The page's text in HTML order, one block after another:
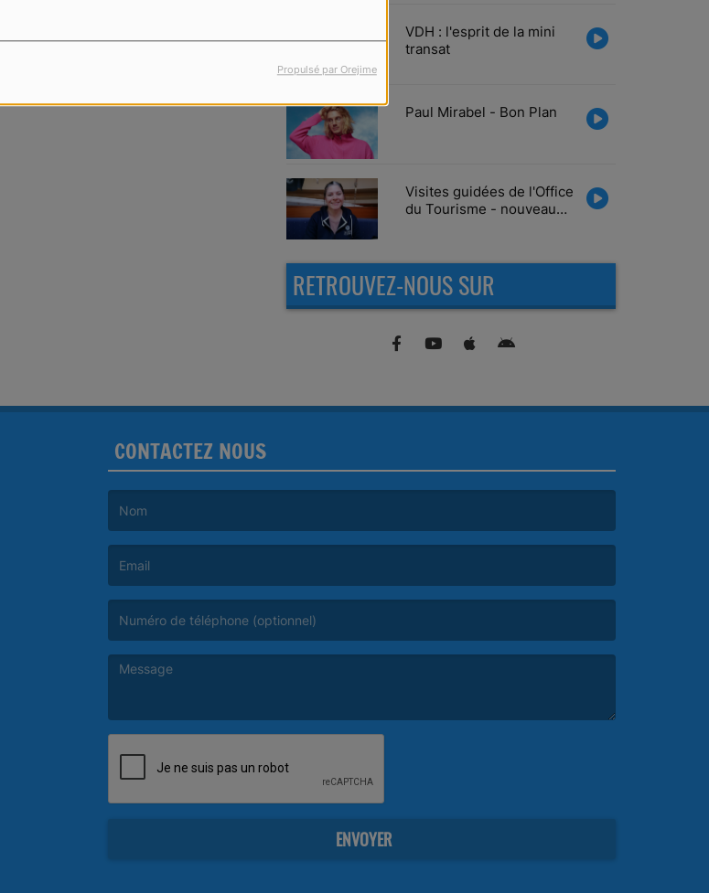
Propulsé par Orejime
VDH : l'esprit de la mini
transat
Paul Mirabel - Bon Plan
Visites guidées de l'Office
du Tourisme - nouveau
RETROUVEZ-NOUS SUR
CONTACTEZ NOUS
ENVOYER